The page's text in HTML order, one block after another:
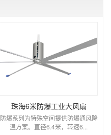
珠海6米防爆工业大风扇
防爆系列为特殊空间提供防爆通风降
温方案。直径6.4米，转速6...